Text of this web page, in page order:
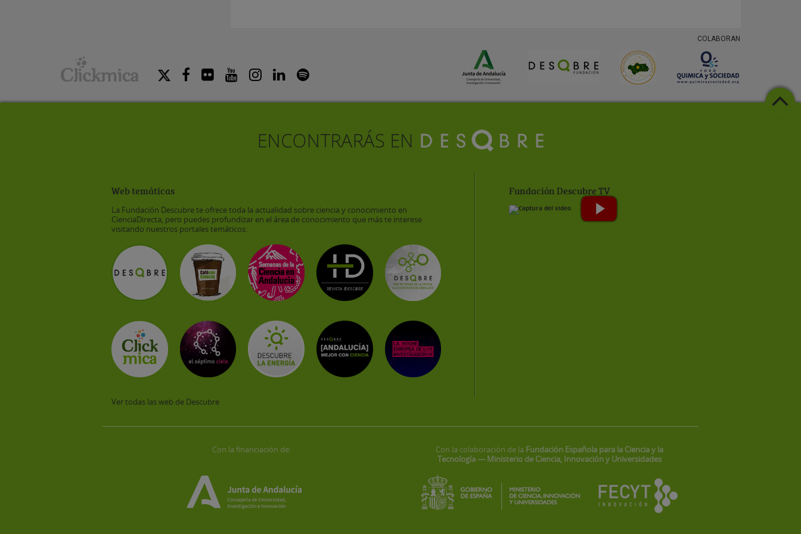
COLABORAN
Web temáticas
La Fundación Descubre te ofrece toda la actualidad sobre ciencia y conocimiento en
CienciaDirecta, pero puedes profundizar en el área de conocimiento que más te interese
visitando nuestros portales temáticos:
Ver todas las web de Descubre
Fundación Descubre TV
Con la financiación de: Con la colaboración de la Fundación Española para la Ciencia y la
Tecnología — Ministerio de Ciencia, Innovación y Universidades